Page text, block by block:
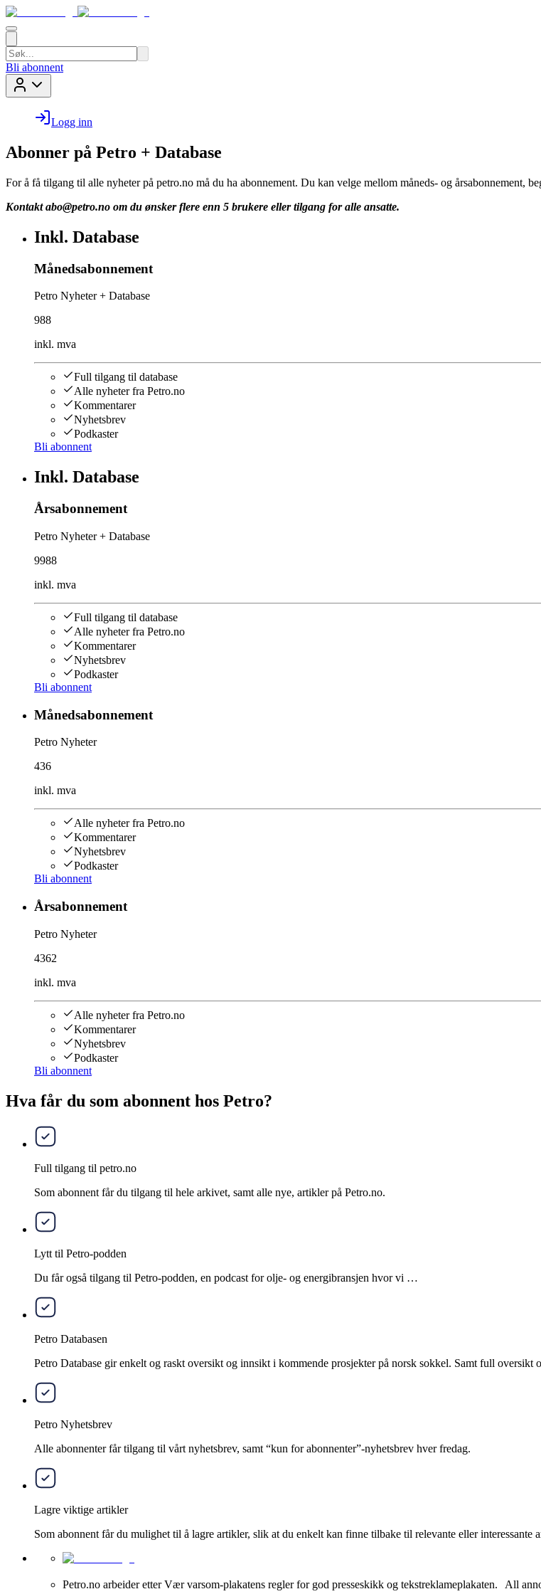
Bli abonnent
Logg inn
Abonner på Petro + Database
For å få tilgang til alle nyheter på petro.no må du ha abonnement. Du kan velge mellom måneds- og årsabonnement,
Kontakt abo@petro.no om du ønsker flere enn 5 brukere eller tilgang for alle ansatte.
Inkl. Database
Månedsabonnement
Petro Nyheter + Database
988
inkl. mva
Full tilgang til database
Alle nyheter fra Petro.no
Kommentarer
Nyhetsbrev
Podkaster
Bli abonnent
Inkl. Database
Årsabonnement
Petro Nyheter + Database
9988
inkl. mva
Full tilgang til database
Alle nyheter fra Petro.no
Kommentarer
Nyhetsbrev
Podkaster
Bli abonnent
Månedsabonnement
Petro Nyheter
436
inkl. mva
Alle nyheter fra Petro.no
Kommentarer
Nyhetsbrev
Podkaster
Bli abonnent
Årsabonnement
Petro Nyheter
4362
inkl. mva
Alle nyheter fra Petro.no
Kommentarer
Nyhetsbrev
Podkaster
Bli abonnent
Hva får du som abonnent hos Petro?
Full tilgang til petro.no
Som abonnent får du tilgang til hele arkivet, samt alle nye, artikler på Petro.no.
Lytt til Petro-podden
Du får også tilgang til Petro-podden, en podcast for olje- og energibransjen hvor vi …
Petro Databasen
Petro Database gir enkelt og raskt oversikt og innsikt i kommende prosjekter på norsk sokkel. Samt full oversikt
Petro Nyhetsbrev
Alle abonnenter får tilgang til vårt nyhetsbrev, samt “kun for abonnenter”-nyhetsbrev hver fredag.
Lagre viktige artikler
Som abonnent får du mulighet til å lagre artikler, slik at du enkelt kan finne tilbake til relevante eller interessante
Petro.no arbeider etter Vær varsom-plakatens regler for god presseskikk og tekstreklameplakaten. All